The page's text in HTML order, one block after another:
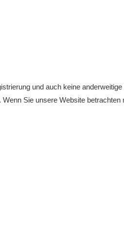
und auch keine
Sie unsere Website